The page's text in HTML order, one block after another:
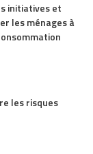
initiatives et
les ménages à
les risques